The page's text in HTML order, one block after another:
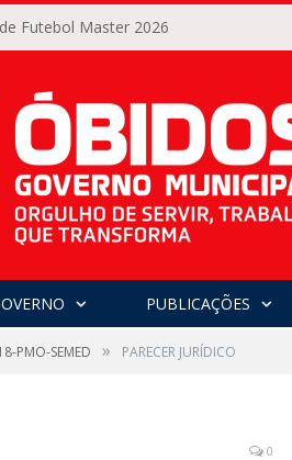
Futebol Master 2026
PUBLICAÇÕES
PMO-SEMED » PARECER JURÍDICO
0